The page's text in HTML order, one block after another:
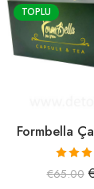
TOPLU
Formbella
5
5.00
€65.00 €